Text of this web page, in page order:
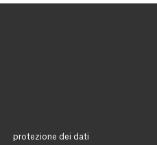
protezione dei dati